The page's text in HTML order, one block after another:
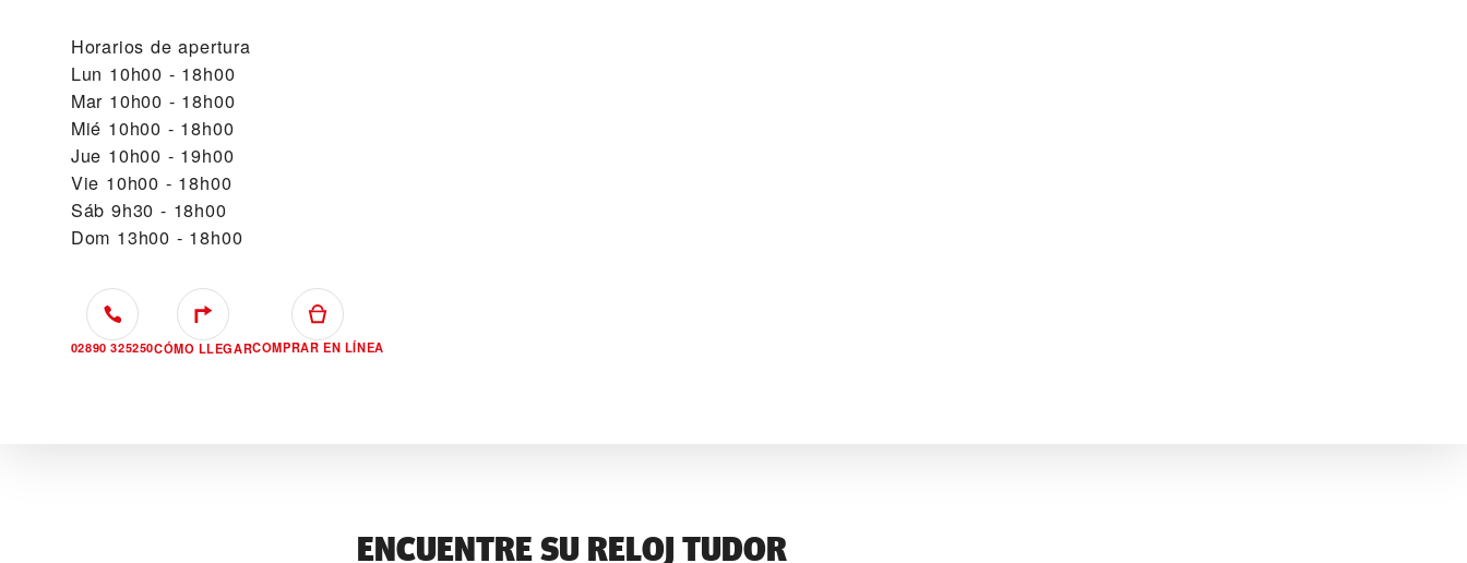
Horarios de apertura
Lun 10h00 - 18h00
Mar 10h00 - 18h00
Mié 10h00 - 18h00
Jue 10h00 - 19h00
Vie 10h00 - 18h00
Sáb 9h30 - 18h00
Dom 13h00 - 18h00
02890 325250CÓMO LLEGARCOMPRAR EN LÍNEA
ENCUENTRE SU RELOJ TUDOR